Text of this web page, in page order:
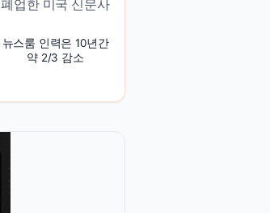
폐업한 미국 신문사
뉴스룸 인력은 10년간
약 2/3 감소